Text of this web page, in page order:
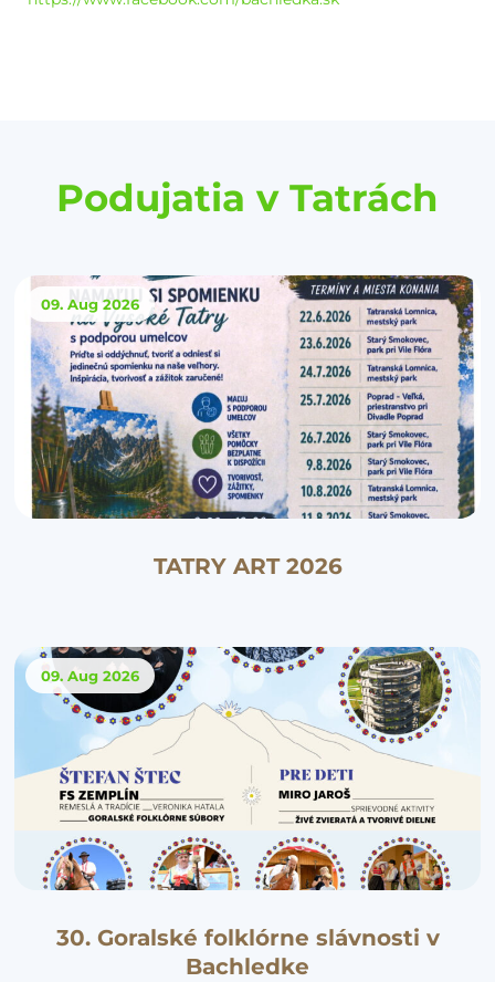
Podujatia v Tatrách
09. Aug 2026
TATRY ART 2026
09. Aug 2026
30. Goralské folklórne slávnosti v
Bachledke